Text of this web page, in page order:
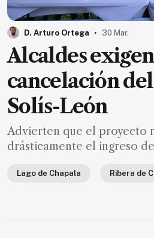
D. Arturo Ortega . 30 Mar.
Alcaldes exigen
cancelación
Solís-León
Advierten que el proyecto
drásticamente el ingreso
Lago de Chapala Ribera de